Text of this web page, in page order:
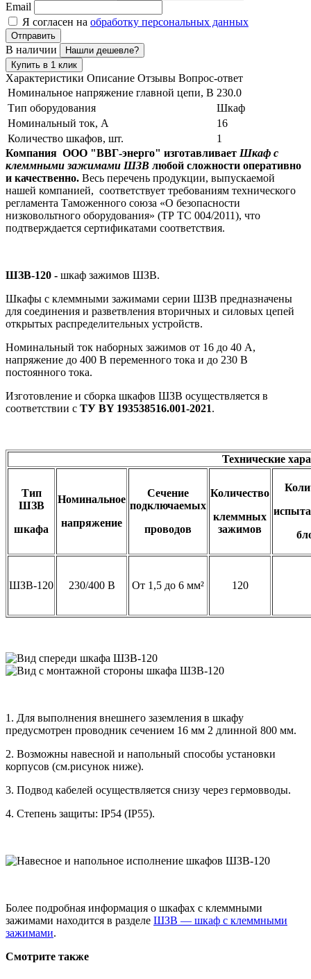
Email
Я согласен на обработку персональных данных
Отправить
В наличии
Нашли дешевле?
Купить в 1 клик
Характеристики Описание Отзывы Вопрос-ответ
Номинальное напряжение главной цепи, В 230.0
Тип оборудования
Шкаф
Номинальный ток, А
16
Количество шкафов, шт.
1
Компания ООО "ВВГ-энерго" изготавливает Шкаф с
клеммными зажимами ШЗВ любой сложности оперативно
и качественно. Весь перечень продукции, выпускаемой
нашей компанией, соответствует требованиям технического
регламента Таможенного союза «О безопасности
низковольтного оборудования» (ТР ТС 004/2011), что
подтверждается сертификатами соответствия.
ШЗВ-120 - шкаф зажимов ШЗВ.
Шкафы с клеммными зажимами серии ШЗВ предназначены
для соединения и разветвления вторичных и силовых цепей
открытых распределительных устройств.
Номинальный ток наборных зажимов от 16 до 40 А,
напряжение до 400 В переменного тока и до 230 В
постоянного тока.
Изготовление и сборка шкафов ШЗВ осуществляется в
соответствии с ТУ BY 193538516.001-2021.
Технические
Тип
ШЗВ
шкафа
Номинальное
напряжение
Сечение
подключаемых
проводов
Количество
клеммных
зажимов
ШЗВ-120 230/400 В От 1,5 до 6 мм² 120
1. Для выполнения внешнего заземления в шкафу
предусмотрен проводник сечением 16 мм 2 длинной 800 мм.
2. Возможны навесной и напольный способы установки
корпусов (см.рисунок ниже).
3. Подвод кабелей осуществляется снизу через гермовводы.
4. Степень защиты: IP54 (IP55).
Более подробная информация о шкафах с клеммными
зажимами находится в разделе ШЗВ — шкаф с клеммными
зажимами.
Смотрите также